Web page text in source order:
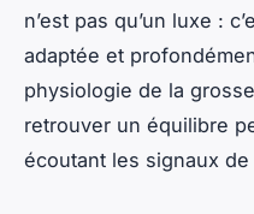
n’est pas qu’un luxe :
adaptée et
physiologie de la
retrouver un équilibre
écoutant les signaux